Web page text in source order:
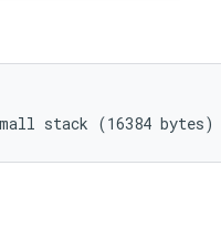
stack (16384 bytes)